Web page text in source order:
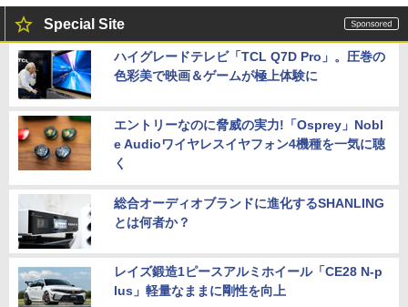
Special Site
ハイグレードテレビ「TCL Q7D Pro」。圧巻の
色彩美で映画＆ゲームが極上体験に
エントリーなのに脅威の実力!「Osprey」Nobl
e Audioワイヤレスイヤフォン4機種を一気に聴
く
総合オーディオブランドに進化するSHANLING
とは何者か？
レイズ鍛造1ピースアルミホイール「CE28 N-p
lus」軽量なままに剛性を向上